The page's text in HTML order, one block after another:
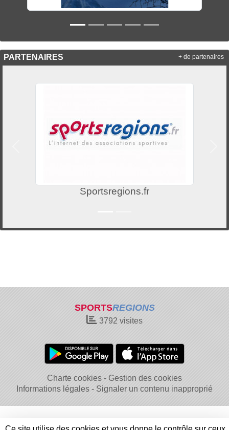
PARTENAIRES
Sportsregions.fr
+ de partenaires
SPORTSREGIONS
3792 visites
Charte cookies
Gestion des cookies
Informations légales
Signaler un contenu inapproprié